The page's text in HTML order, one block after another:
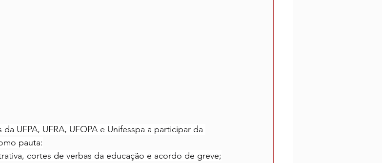
UFPA, UFRA, UFOPA e Unifesspa a participar da
pauta:
cortes de verbas da educação e acordo de greve;